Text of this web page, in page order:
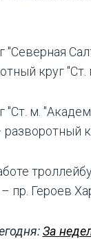
"Северная
круг
"Ст. м.
пр. Героев
За